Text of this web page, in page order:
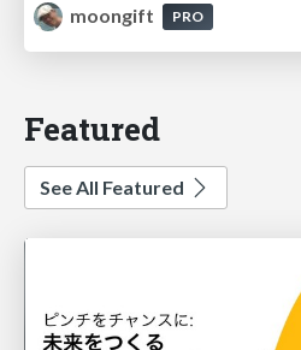
moongift PRO
Featured
See All Featured